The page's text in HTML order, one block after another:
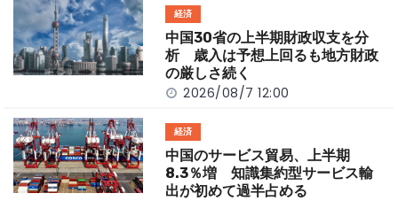
経済
中国30省の上半期財政収支を分
析 歳入は予想上回るも地方財政
の厳しさ続く
2026/08/7 12:00
経済
中国のサービス貿易、上半期
8.3％増 知識集約型サービス輸
出が初めて過半占める